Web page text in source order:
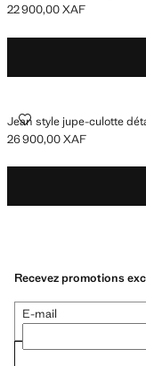
Prix actuel [22 900,00 XAF ]
22 900,00 XAF
Jean style jupe-culotte
JEAN STYLE JUPE-
Prix actuel [26 900,00 XAF ]
26 900,00 XAF
Recevez promotions
E-mail